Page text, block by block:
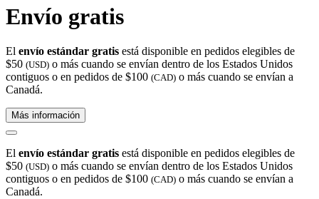
Envío gratis
El envío estándar gratis está disponible en pedidos elegibles de
$50 (USD) o más cuando se envían dentro de los Estados Unidos
contiguos o en pedidos de $100 (CAD) o más cuando se envían a
Canadá.
Más información
El envío estándar gratis está disponible en pedidos elegibles de
$50 (USD) o más cuando se envían dentro de los Estados Unidos
contiguos o en pedidos de $100 (CAD) o más cuando se envían a
Canadá.